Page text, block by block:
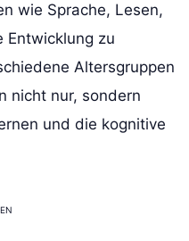
wie Sprache, Lesen,
Entwicklung zu
Altersgruppen
nicht nur, sondern
und die kognitive